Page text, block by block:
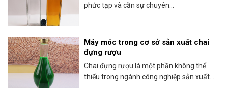
phức tạp và cần sự chuyên...
Máy móc trong cơ sở sản xuất chai
đựng rượu
Chai đựng rượu là một phần không thể
thiếu trong ngành công nghiệp sản xuất...